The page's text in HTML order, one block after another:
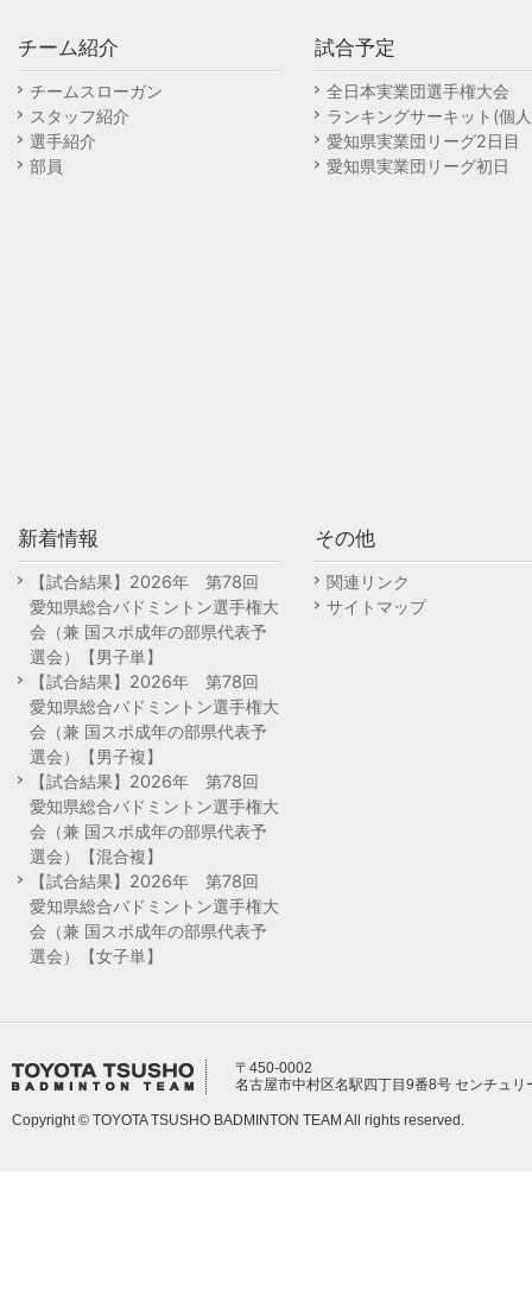
チーム紹介
チームスローガン
スタッフ紹介
選手紹介
部員
試合予定
全日本実業団選手権大会
ランキングサーキット(個
愛知県実業団リーグ2日目
愛知県実業団リーグ初日
新着情報
【試合結果】2026年 第78回
愛知県総合バドミントン選手権大
会（兼 国スポ成年の部県代表予
選会）【男子単】
【試合結果】2026年 第78回
愛知県総合バドミントン選手権大
会（兼 国スポ成年の部県代表予
選会）【男子複】
【試合結果】2026年 第78回
愛知県総合バドミントン選手権大
会（兼 国スポ成年の部県代表予
選会）【混合複】
【試合結果】2026年 第78回
愛知県総合バドミントン選手権大
会（兼 国スポ成年の部県代表予
選会）【女子単】
その他
関連リンク
サイトマップ
〒450-0002
名古屋市中村区名駅四丁目9番8号 センチュリ
Copyright © TOYOTA TSUSHO BADMINTON TEAM All rights reserved.